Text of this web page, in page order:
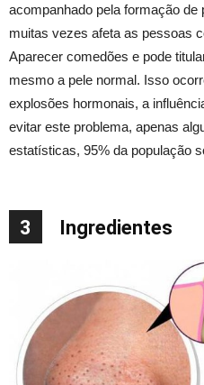
acompanhado pela formação
muitas vezes afeta as pessoas
Aparecer comedões e pode
mesmo a pele normal. Isso
explosões hormonais, a
evitar este problema, apenas
estatísticas, 95% da população
3 Ingredientes